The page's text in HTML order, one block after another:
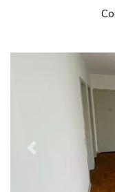
Previous